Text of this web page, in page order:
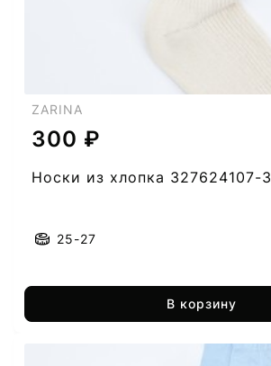
ZARINA
300 ₽
Носки из хлопка 327624107-3
25-27
В корзину